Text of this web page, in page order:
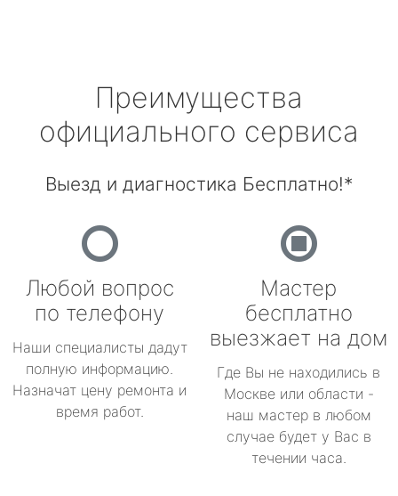
Преимущества
официального сервиса
Выезд и диагностика Бесплатно!*
Любой вопрос
по телефону
Наши специалисты дадут
полную информацию.
Назначат цену ремонта и
время работ.
Мастер
бесплатно
выезжает на дом
Где Вы не находились в
Москве или области -
наш мастер в любом
случае будет у Вас в
течении часа.